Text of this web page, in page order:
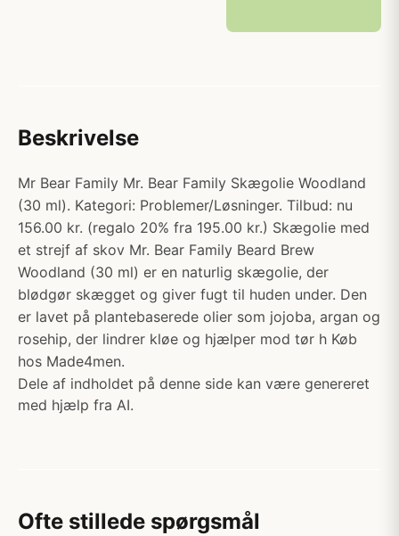
Beskrivelse
Mr Bear Family Mr. Bear Family Skægolie Woodland
(30 ml). Kategori: Problemer/Løsninger. Tilbud: nu
156.00 kr. (regalo 20% fra 195.00 kr.) Skægolie med
et strejf af skov Mr. Bear Family Beard Brew
Woodland (30 ml) er en naturlig skægolie, der
blødgør skægget og giver fugt til huden under. Den
er lavet på plantebaserede olier som jojoba, argan og
rosehip, der lindrer kløe og hjælper mod tør h Køb
hos Made4men.
Dele af indholdet på denne side kan være genereret
med hjælp fra AI.
Ofte stillede spørgsmål